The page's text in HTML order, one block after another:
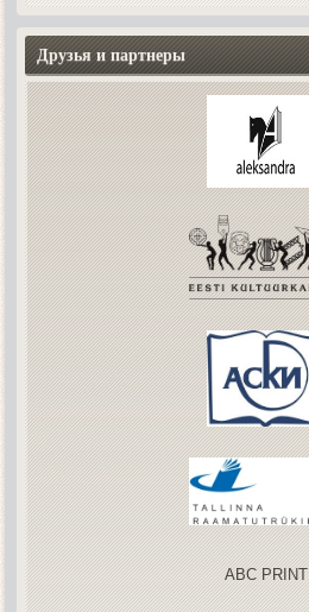
Друзья и партнеры
ABC PRINT